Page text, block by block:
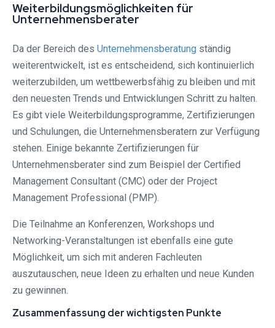
Weiterbildungsmöglichkeiten für
Unternehmensberater
Da der Bereich des Unternehmensberatung ständig
weiterentwickelt, ist es entscheidend, sich kontinuierlich
weiterzubilden, um wettbewerbsfähig zu bleiben und mit
den neuesten Trends und Entwicklungen Schritt zu halten.
Es gibt viele Weiterbildungsprogramme, Zertifizierungen
und Schulungen, die Unternehmensberatern zur Verfügung
stehen. Einige bekannte Zertifizierungen für
Unternehmensberater sind zum Beispiel der Certified
Management Consultant (CMC) oder der Project
Management Professional (PMP).
Die Teilnahme an Konferenzen, Workshops und
Networking-Veranstaltungen ist ebenfalls eine gute
Möglichkeit, um sich mit anderen Fachleuten
auszutauschen, neue Ideen zu erhalten und neue Kunden
zu gewinnen.
Zusammenfassung der wichtigsten Punkte